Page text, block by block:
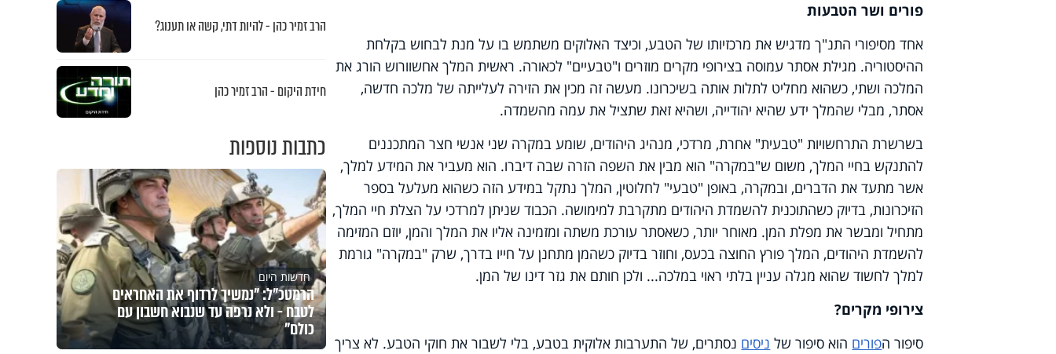
פורים ושר הטבעות
אחד מסיפורי התנ"ך מדגיש את מרכזיותו של הטבע, וכיצד האלוקים משתמש בו על מנת לבחוש בקלחת
ההיסטוריה. מגילת אסתרעמוסה בצירופי מקרים מוזרים ו"טבעיים" לכאורה. ראשית המלך אחשוורוש הורג את
המלכה ושתי, כשהוא מחליט לתלות אותה בשיכרונו. מעשה זה מכין את הזירה לעלייתה של מלכה חדשה,
אסתר, מבלי שהמלך ידע שהיא יהודייה, ושהיא זאת שתציל את עמה מהשמדה.
בשרשרת התרחשויות "טבעית" אחרת, מרדכי, מנהיג היהודים, שומע במקרה שני אנשי חצר המתכננים
להתנקש בחיי המלך, משום ש"במקרה" הוא מבין את השפה הזרה שבה דיברו. הוא מעביר את המידע למלך,
אשר מתעד את הדברים, ובמקרה, באופן "טבעי" לחלוטין, המלך נתקל במידע הזה כשהוא מעלעל בספר
הזיכרונות, בדיוק כשהתוכנית להשמדת היהודים מתקרבת למימושה. הכבוד שניתן למרדכי על הצלת חיי המלך,
מתחיל ומבשר את מפלת המן. מאוחר יותר, כשאסתר עורכת משתה ומזמינה אליו את המלך והמן, יוזם המזימה
להשמדת היהודים, המלך פורץ החוצה בכעס, וחוזר בדיוק כשהמן מתחנן על חייו בדרך, שרק "במקרה" גורמת
למלך לחשוד שהוא מגלה עניין בלתי ראוי במלכה... ולכן חותם את גזר דינו של המן.
צירופי מקרים?
סיפור הפורים הוא סיפור של ניסים נסתרים, של התערבות אלוקית בטבע, בלי לשבור את חוקי הטבע. לא צריך
הרב זמיר כהן - להיות דתי, קשה או תענוג?
חידת היקום - הרב זמיר כהן
כתבות נוספות
חדשות היום
הרמטכ"ל: "נמשיך לרדוף את האחראים
לטבח - ולא נרפה עד שנבוא חשבון עם
כולם"